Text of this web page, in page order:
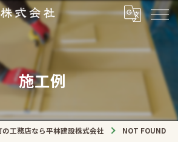
施工例
の工務店なら平林建設株式会社 NOT FOUND